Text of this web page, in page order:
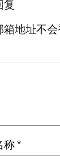
复
地址不会
称*